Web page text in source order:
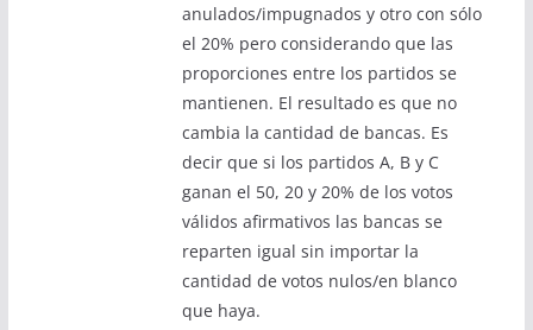
anulados/impugnados y otro con sólo
el 20% pero considerando que las
proporciones entre los partidos se
mantienen. El resultado es que no
cambia la cantidad de bancas. Es
decir que si los partidos A, B y C
ganan el 50, 20 y 20% de los votos
válidos afirmativos las bancas se
reparten igual sin importar la
cantidad de votos nulos/en blanco
que haya.